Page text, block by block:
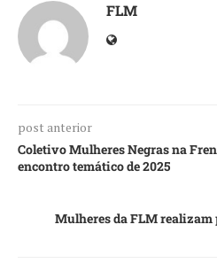
FLM
post anterior
Coletivo Mulheres Negras na
encontro temático de 2025
Mulheres da FLM